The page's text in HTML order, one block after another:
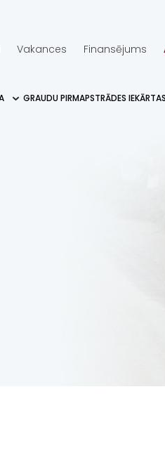
Vakances Finansējums
GRAUDU PIRMAPSTRĀDES IEKĀRTAS